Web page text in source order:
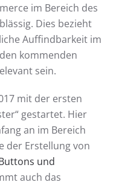
im Bereich des
Dies bezieht
Auffindbarkeit im
kommenden
sein.
mit der ersten
gestartet. Hier
an im Bereich
der Erstellung von
und
auch das